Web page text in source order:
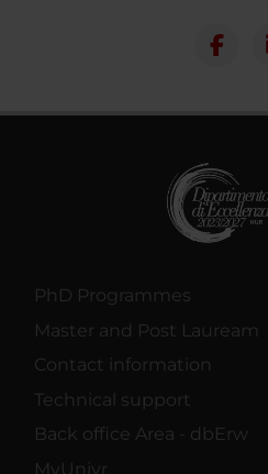
PhD Programmes
Master and Post Lauream
Contact information
Technical support
Back office Area - dbErw
MyUnivr